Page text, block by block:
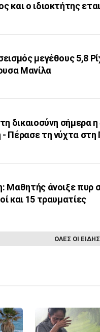
και ο ιδιοκτήτης
μεγέθους 5,8
Μανίλα
δικαιοσύνη σήμερα
Πέρασε τη νύχτα στη
Μαθητής άνοιξε πυρ
και 15 τραυματίες
ΟΛΕΣ ΟΙ